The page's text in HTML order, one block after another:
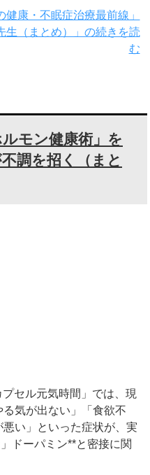
健康・不眠症治療最前線」
生（まとめ）」の続きを読
む
モン健康術」を
調を招く（まと
セル元気時間」では、現
気が出ない」「食欲不
い」といった症状が、実
ドーパミン**と密接に関